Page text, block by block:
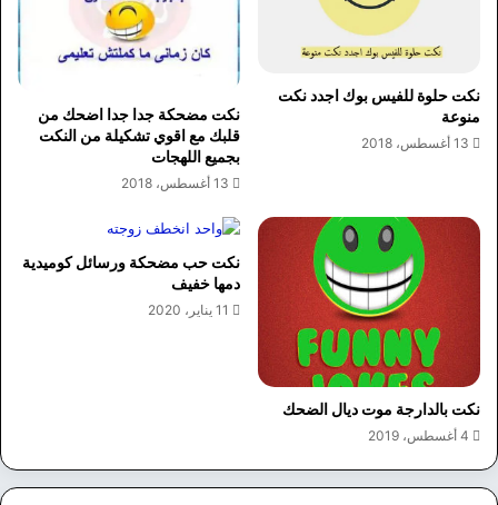
نكت حلوة للفيس بوك اجدد نكت
منوعة
13 أغسطس، 2018
نكت مضحكة جدا جدا اضحك من
قلبك مع اقوي تشكيلة من النكت
بجميع اللهجات
13 أغسطس، 2018
نكت بالدارجة موت ديال الضحك
4 أغسطس، 2019
نكت حب مضحكة ورسائل كوميدية
دمها خفيف
11 يناير، 2020